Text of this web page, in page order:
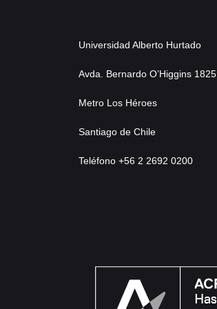
Universidad Alberto Hurtado
Avda. Bernardo O’Higgins 1825
Metro Los Héroes
Santiago de Chile
Teléfono +56 2 2692 0200